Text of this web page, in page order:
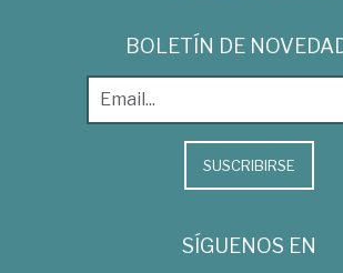
BOLETÍN DE
SUSCRIBIRSE
SÍGUENOS EN